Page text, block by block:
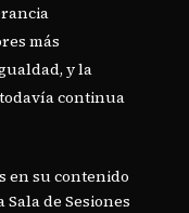
más
y la
continua
en su contenido
de Sesiones